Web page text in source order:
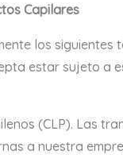
Capilares
los siguientes
estar sujeto a
(CLP). Las
a nuestra